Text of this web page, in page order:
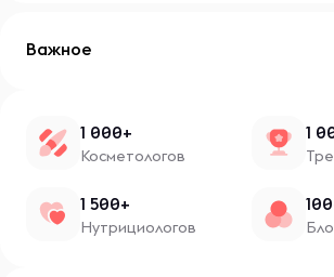
Важное
1 000+
Косметологов
1
1 500+
Нутрициологов